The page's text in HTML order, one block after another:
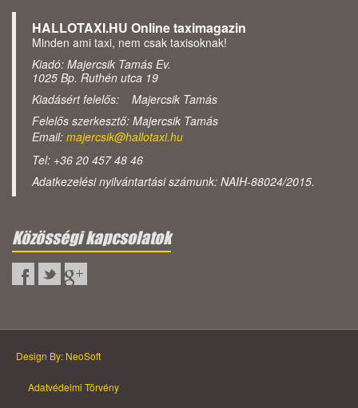
HALLOTAXI.HU Online taximagazin
Minden ami taxi, nem csak taxisoknak!
Kiadó: Majercsik Tamás Ev.
1025 Bp. Ruthén utca 19
Kiadásért felelős: Majercsik Tamás
Felelős szerkesztő: Majercsik Tamás
Email: majercsik@hallotaxi.hu
Tel: +36 20 457 48 46
Adatkezelési nyilvántartási számunk: NAIH-88024/2015.
Közösségi kapcsolatok
Design By: NeoSoft
Adatvédelmi Törvény